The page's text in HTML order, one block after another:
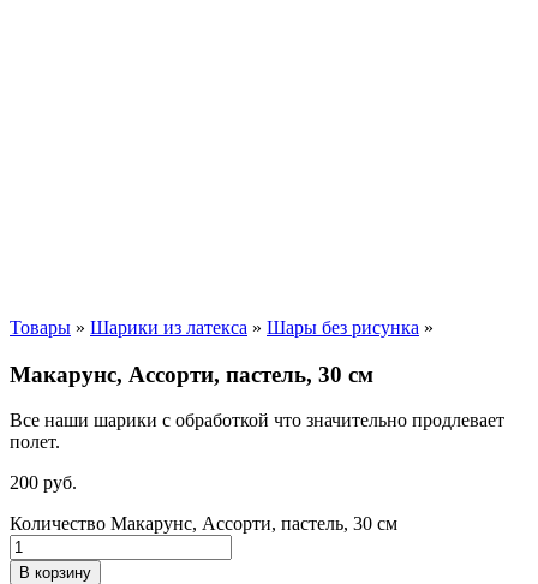
Товары » Шарики из латекса » Шары без рисунка »
Макарунс, Ассорти, пастель, 30 см
Все наши шарики с обработкой что значительно продлевает
полет.
200 руб.
Количество Макарунс, Ассорти, пастель, 30 см
В корзину